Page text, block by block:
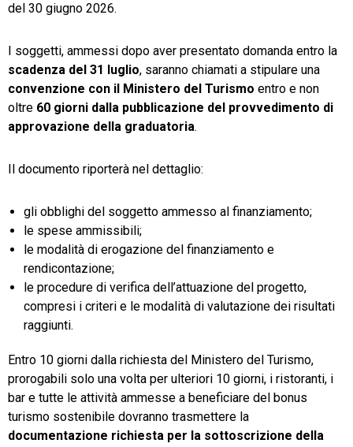
del 30 giugno 2026.
I soggetti, ammessi dopo aver presentato domanda entro la
scadenza del 31 luglio, saranno chiamati a stipulare una
convenzione con il Ministero del Turismo entro e non
oltre 60 giorni dalla pubblicazione del provvedimento di
approvazione della graduatoria.
Il documento riporterà nel dettaglio:
gli obblighi del soggetto ammesso al finanziamento;
le spese ammissibili;
le modalità di erogazione del finanziamento e
rendicontazione;
le procedure di verifica dell’attuazione del progetto,
compresi i criteri e le modalità di valutazione dei risultati
raggiunti.
Entro 10 giorni dalla richiesta del Ministero del Turismo,
prorogabili solo una volta per ulteriori 10 giorni, i ristoranti, i
bar e tutte le attività ammesse a beneficiare del bonus
turismo sostenibile dovranno trasmettere la
documentazione richiesta per la sottoscrizione della